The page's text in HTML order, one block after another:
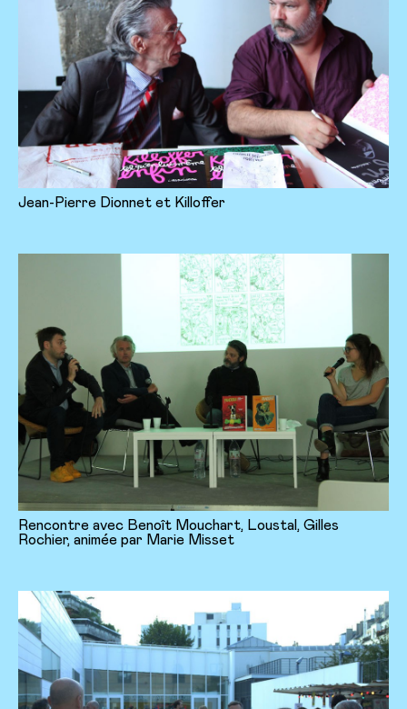
Jean-Pierre Dionnet et Killoffer
Rencontre avec Benoît Mouchart, Loustal, Gilles
Rochier, animée par Marie Misset